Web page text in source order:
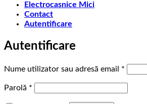
Electrocasnice Mici
Contact
Autentificare
Autentificare
Nume utilizator sau adresă email *
Parolă *